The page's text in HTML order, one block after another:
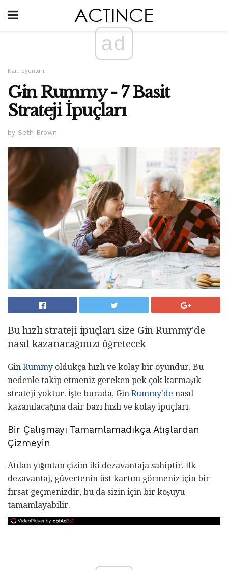
ad
Kart oyunları
Gin Rummy - 7 Basit
Strateji İpuçları
by Seth Brown
Bu hızlı strateji ipuçları size Gin Rummy'de
nasıl kazanacağınızı öğretecek
Gin Rummy oldukça hızlı ve kolay bir oyundur. Bu
nedenle takip etmeniz gereken pek çok karmaşık
strateji yoktur. İşte burada, Gin Rummy'de nasıl
kazanılacağına dair bazı hızlı ve kolay ipuçları.
Bir Çalışmayı Tamamlamadıkça Atışlardan
Çizmeyin
Atılan yığıntan çizim iki dezavantaja sahiptir. İlk
dezavantaj, güvertenin üst kartını görmeniz için bir
fırsat geçmenizdir, bu da sizin için bir koşuyu
tamamlayabilir.